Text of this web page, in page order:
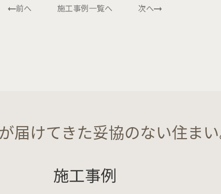
前へ 施工事例一覧へ 次へ
届けてきた妥協のない住まい
施工事例